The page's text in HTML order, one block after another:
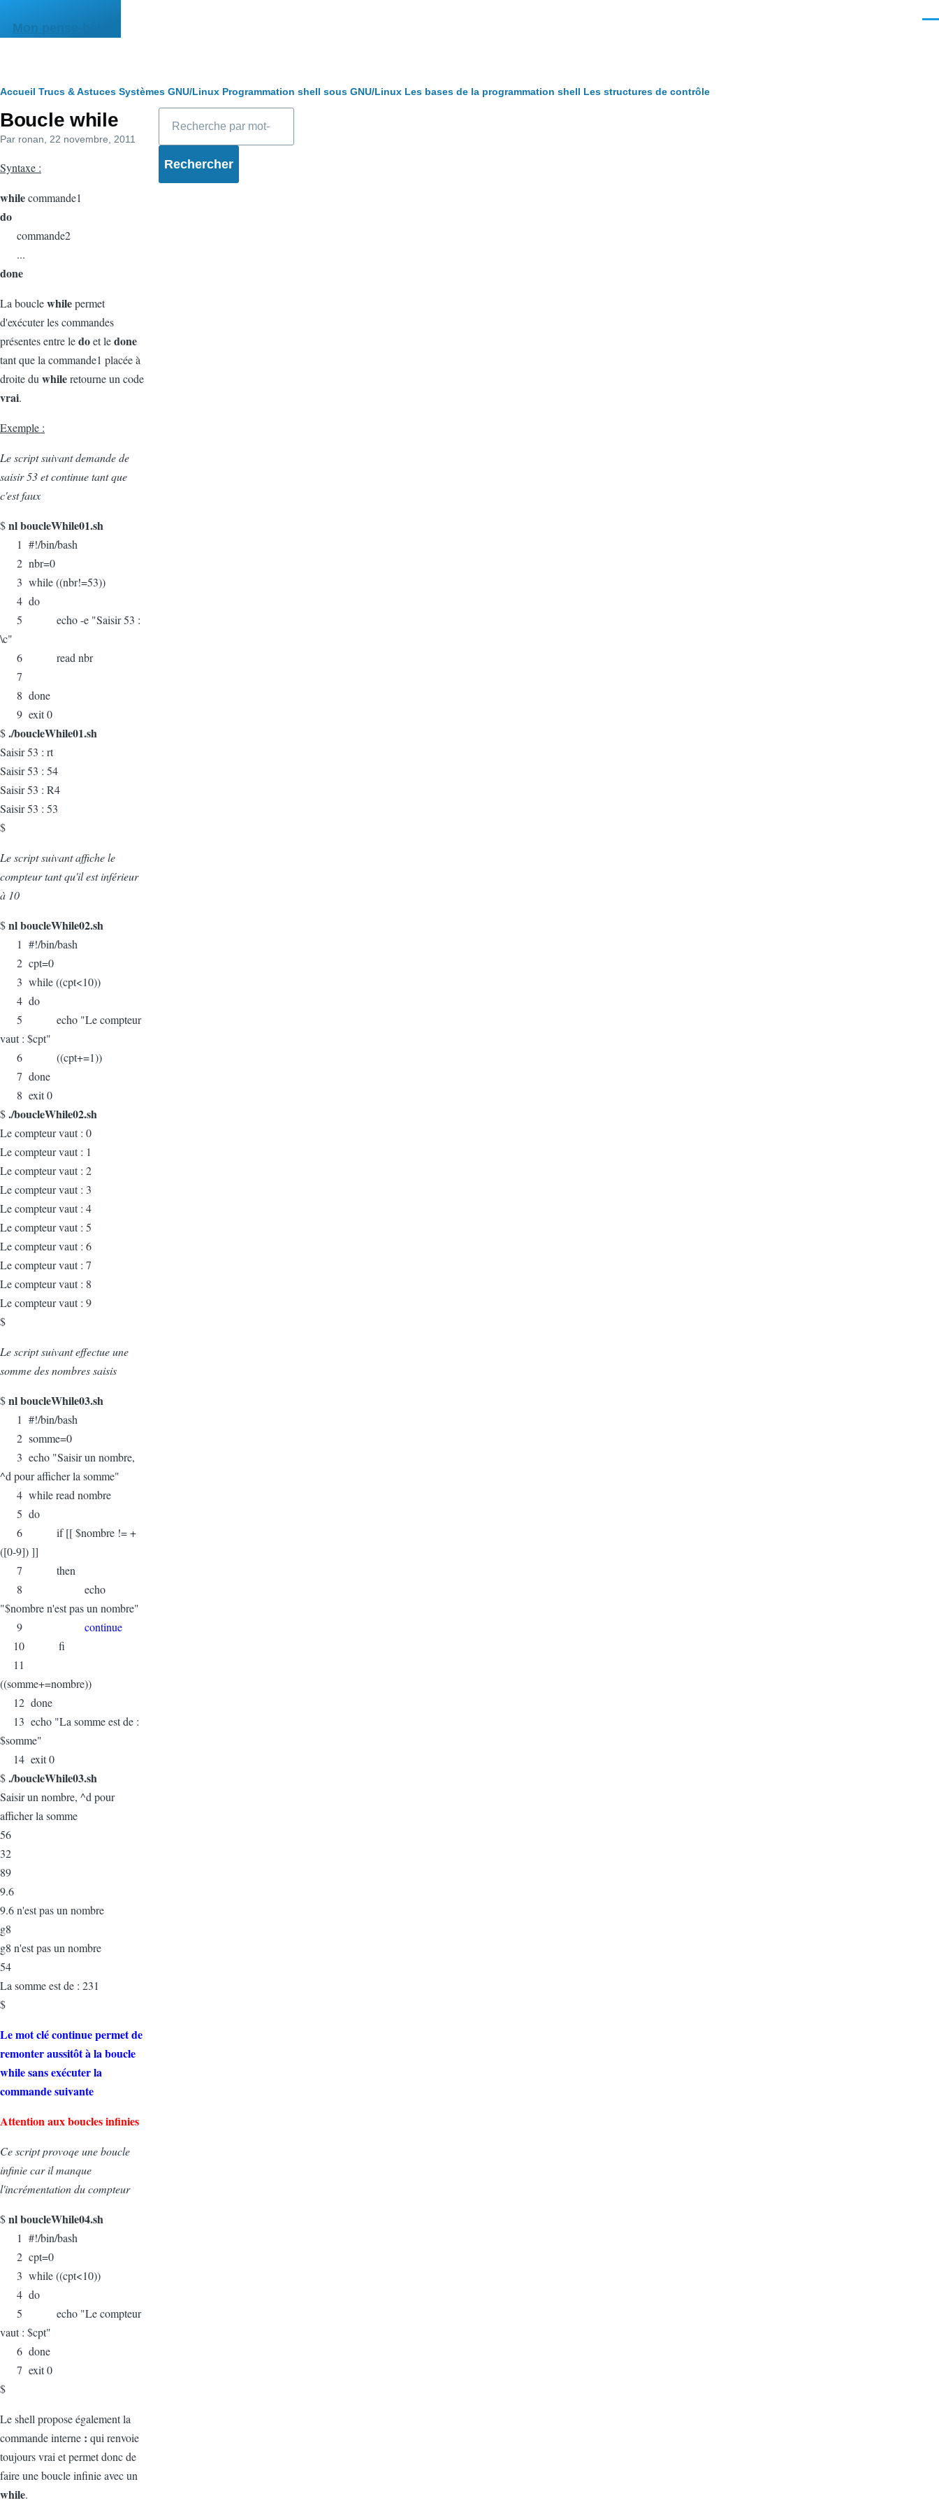
Mon pense-bête
Fil
d'Ariane
Accueil Trucs & Astuces Systèmes GNU/Linux Programmation shell sous GNU/Linux Les bases de la programmation shell Les structures de contrôle
Boucle while
Par ronan , 22 novembre, 2011
Syntaxe :
whilecommande1
do
commande2
...
done
La bouclewhilepermet
d'exécuter les commandes
présentes entre ledoet ledone
tant que la commande1 placée à
droite du whileretourne un code
vrai.
Exemple :
Le script suivant demande de
saisir 53 et continue tant que
c'est faux
$nl boucleWhile01.sh
1 #!/bin/bash
2 nbr=0
3 while ((nbr!=53))
4 do
5 echo -e "Saisir 53 :
\c"
6 read nbr
7
8 done
9 exit 0
$./boucleWhile01.sh
Saisir 53 : rt
Saisir 53 : 54
Saisir 53 : R4
Saisir 53 : 53
$
Le script suivant affiche le
compteur tant qu'il est inférieur
à 10
$nl boucleWhile02.sh
1 #!/bin/bash
2 cpt=0
3 while ((cpt<10))
4 do
5 echo "Le compteur
vaut : $cpt"
6 ((cpt+=1))
7 done
8 exit 0
$./boucleWhile02.sh
Le compteur vaut : 0
Le compteur vaut : 1
Le compteur vaut : 2
Le compteur vaut : 3
Le compteur vaut : 4
Le compteur vaut : 5
Le compteur vaut : 6
Le compteur vaut : 7
Le compteur vaut : 8
Le compteur vaut : 9
$
Le script suivant effectue une
somme des nombres saisis
$nl boucleWhile03.sh
1 #!/bin/bash
2 somme=0
3 echo "Saisir un nombre,
^d pour afficher la somme"
4 while read nombre
5 do
6 if [[ $nombre != +
([0-9]) ]]
7 then
8 echo
"$nombre n'est pas un nombre"
9 continue
10 fi
11
((somme+=nombre))
12 done
13 echo "La somme est de :
$somme"
14 exit 0
$./boucleWhile03.sh
Saisir un nombre, ^d pour
afficher la somme
56
32
89
9.6
9.6 n'est pas un nombre
g8
g8 n'est pas un nombre
54
La somme est de : 231
$
Le mot clé continue permet de
remonter aussitôt à la boucle
while sans exécuter la
commande suivante
Attention aux boucles infinies
Ce script provoqe une boucle
infinie car il manque
l'incrémentation du compteur
$nl boucleWhile04.sh
1 #!/bin/bash
2 cpt=0
3 while ((cpt<10))
4 do
5 echo "Le compteur
vaut : $cpt"
6 done
7 exit 0
$
Le shell propose également la
commande interne : qui renvoie
toujours vrai et permet donc de
faire une boucle infinie avec un
while.